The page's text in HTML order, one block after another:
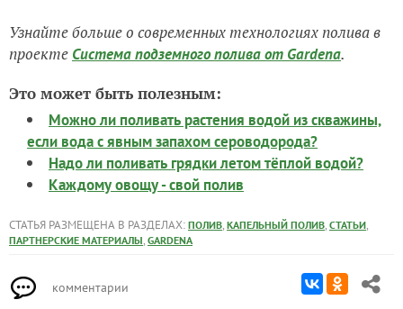
Узнайте больше о современных технологиях полива в
проекте Система подземного полива от Gardena.
Это может быть полезным:
Можно ли поливать растения водой из скважины,
если вода с явным запахом сероводорода?
Надо ли поливать грядки летом тёплой водой?
Каждому овощу - свой полив
СТАТЬЯ РАЗМЕЩЕНА В РАЗДЕЛАХ: ПОЛИВ, КАПЕЛЬНЫЙ ПОЛИВ, СТАТЬИ,
ПАРТНЕРСКИЕ МАТЕРИАЛЫ, GARDENA
комментарии